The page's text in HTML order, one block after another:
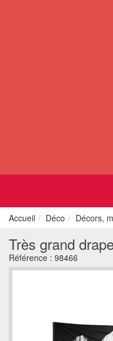
Accueil Déco Décors,
Très grand
Référence : 98466